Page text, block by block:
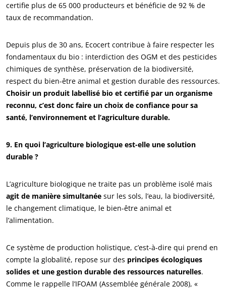
Matériaux durables
certifie plus de 65 000 producteurs et bénéficie de 92 % de
taux de recommandation.
Depuis plus de 30 ans, Ecocert contribue à faire respecter les
fondamentaux du bio : interdiction des OGM et des pesticides
chimiques de synthèse, préservation de la biodiversité,
respect du bien-être animal et gestion durable des ressources.
Choisir un produit labellisé bio et certifié par un organisme
reconnu, c’est donc faire un choix de confiance pour sa
santé, l’environnement et l’agriculture durable.
9. En quoi l’agriculture biologique est-elle une solution
durable ?
L’agriculture biologique ne traite pas un problème isolé mais
agit de manière simultanée sur les sols, l’eau, la biodiversité,
le changement climatique, le bien-être animal et
l’alimentation.
Ce système de production holistique, c’est-à-dire qui prend en
compte la globalité, repose sur des principes écologiques
solides et une gestion durable des ressources naturelles.
Comme le rappelle l’IFOAM (Assemblée générale 2008), «